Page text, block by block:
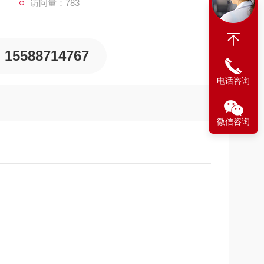
访问量：783
15588714767
电话咨询
微信咨询